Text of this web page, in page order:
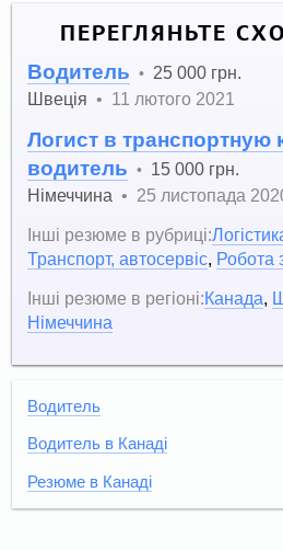
ПЕРЕГЛЯНЬТЕ
Водитель • 25 000 грн.
Швеція • 11 лютого 2021
Логист в транспортную
водитель • 15 000 грн.
Німеччина • 25 листопада
Інші резюме в рубриці:
Транспорт, автосервіс Робота
Інші резюме в регіоні:Канада
Німеччина
Водитель
Водитель в Канаді
Резюме в Канаді